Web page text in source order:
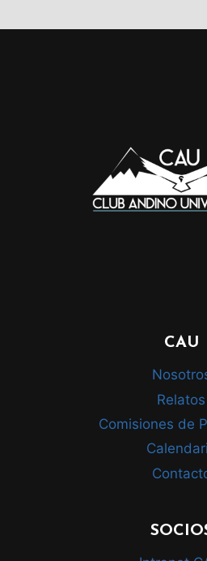
CAU
Relatos
Comisiones de